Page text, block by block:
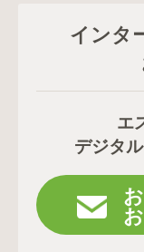
インタ
エ
デジタ